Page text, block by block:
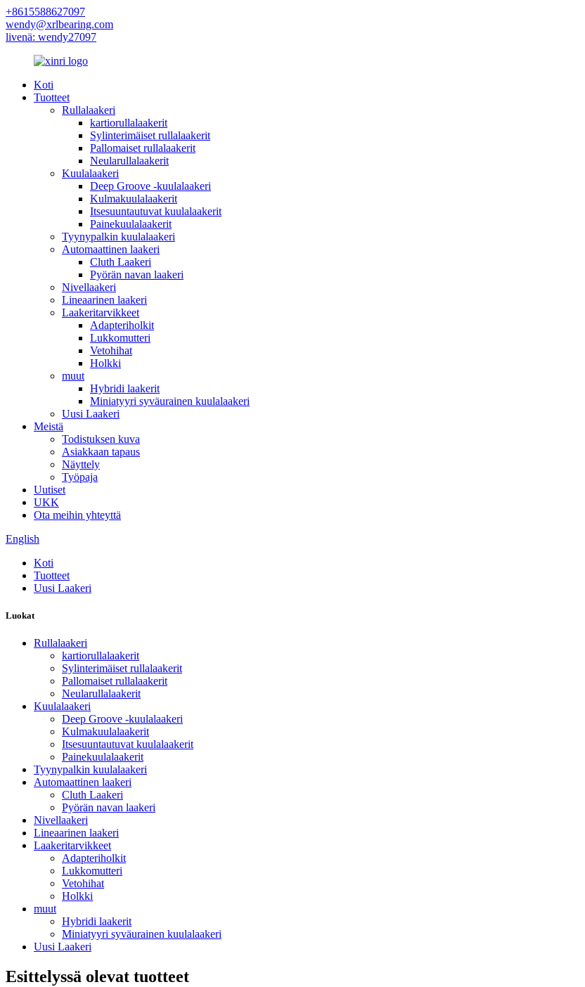
+8615588627097
wendy@xrlbearing.com
livenä: wendy27097
Koti
Tuotteet
Rullalaakeri
kartiorullalaakerit
Sylinterimäiset rullalaakerit
Pallomaiset rullalaakerit
Neularullalaakerit
Kuulalaakeri
Deep Groove -kuulalaakeri
Kulmakuulalaakerit
Itsesuuntautuvat kuulalaakerit
Painekuulalaakerit
Tyynypalkin kuulalaakeri
Automaattinen laakeri
Cluth Laakeri
Pyörän navan laakeri
Nivellaakeri
Lineaarinen laakeri
Laakeritarvikkeet
Adapteriholkit
Lukkomutteri
Vetohihat
Holkki
muut
Hybridi laakerit
Miniatyyri syväurainen kuulalaakeri
Uusi Laakeri
Meistä
Todistuksen kuva
Asiakkaan tapaus
Näyttely
Työpaja
Uutiset
UKK
Ota meihin yhteyttä
English
Koti
Tuotteet
Uusi Laakeri
Luokat
Rullalaakeri
kartiorullalaakerit
Sylinterimäiset rullalaakerit
Pallomaiset rullalaakerit
Neularullalaakerit
Kuulalaakeri
Deep Groove -kuulalaakeri
Kulmakuulalaakerit
Itsesuuntautuvat kuulalaakerit
Painekuulalaakerit
Tyynypalkin kuulalaakeri
Automaattinen laakeri
Cluth Laakeri
Pyörän navan laakeri
Nivellaakeri
Lineaarinen laakeri
Laakeritarvikkeet
Adapteriholkit
Lukkomutteri
Vetohihat
Holkki
muut
Hybridi laakerit
Miniatyyri syväurainen kuulalaakeri
Uusi Laakeri
Esittelyssä olevat tuotteet